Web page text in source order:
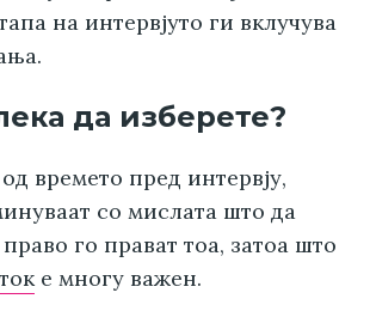
на интервјуто ги вклучува
да изберете?
времето пред интервју,
со мислата што да
го прават тоа, затоа што
е многу важен.